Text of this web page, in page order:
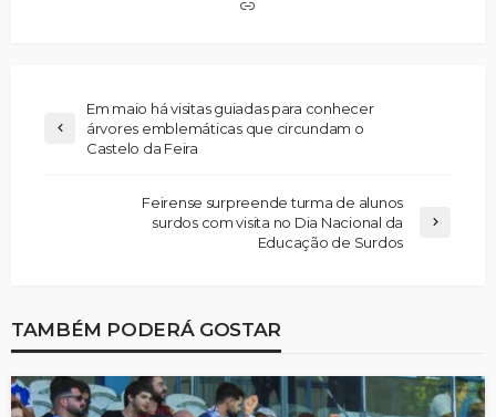
Em maio há visitas guiadas para conhecer
árvores emblemáticas que circundam o
Castelo da Feira
Feirense surpreende turma de alunos
surdos com visita no Dia Nacional da
Educação de Surdos
TAMBÉM PODERÁ GOSTAR